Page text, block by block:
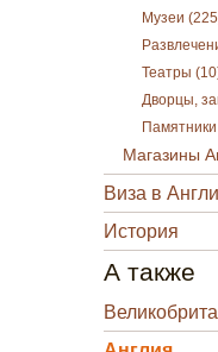
Музеи
Театры
Дворцы,
Магазины
Виза в
История
А также